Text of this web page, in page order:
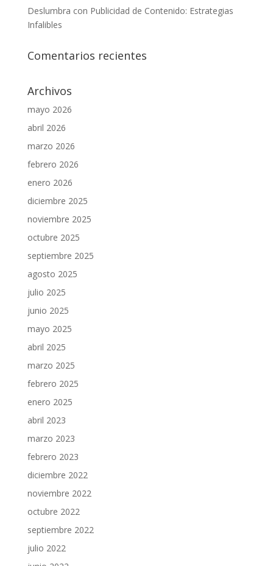
Deslumbra con Publicidad de Contenido: Estrategias
Infalibles
Comentarios recientes
Archivos
mayo 2026
abril 2026
marzo 2026
febrero 2026
enero 2026
diciembre 2025
noviembre 2025
octubre 2025
septiembre 2025
agosto 2025
julio 2025
junio 2025
mayo 2025
abril 2025
marzo 2025
febrero 2025
enero 2025
abril 2023
marzo 2023
febrero 2023
diciembre 2022
noviembre 2022
octubre 2022
septiembre 2022
julio 2022